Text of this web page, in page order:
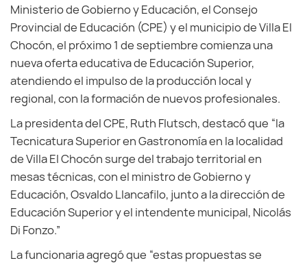
Ministerio de Gobierno y Educación, el Consejo
Provincial de Educación (CPE) y el municipio de Villa El
Chocón, el próximo 1 de septiembre comienza una
nueva oferta educativa de Educación Superior,
atendiendo el impulso de la producción local y
regional, con la formación de nuevos profesionales.
La presidenta del CPE, Ruth Flutsch, destacó que “la
Tecnicatura Superior en Gastronomía en la localidad
de Villa El Chocón surge del trabajo territorial en
mesas técnicas, con el ministro de Gobierno y
Educación, Osvaldo Llancafilo, junto a la dirección de
Educación Superior y el intendente municipal, Nicolás
Di Fonzo.”
La funcionaria agregó que “estas propuestas se